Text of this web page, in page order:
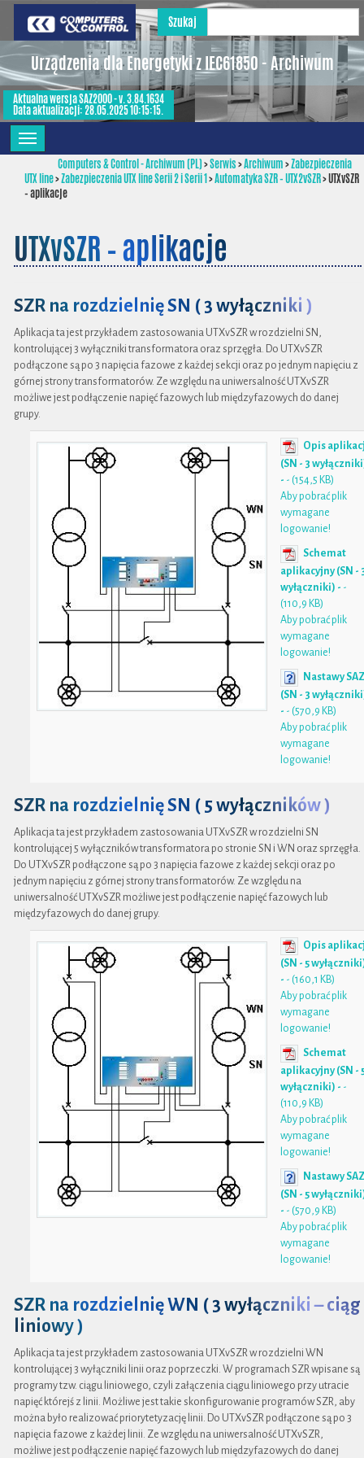
Szukaj
Urządzenia dla Energetyki z IEC61850 - Archiwum
Aktualna wersja SAZ2000 - v. 3.84.1634
Data aktualizacji: 28.05.2025 10:15:15.
Computers & Control - Archiwum (PL)>Serwis>Archiwum>Zabezpieczenia
UTX line>Zabezpieczenia UTX line Serii 2 i Serii 1>Automatyka SZR – UTX2vSZR>UTXvSZR
– aplikacje
UTXvSZR – aplikacje
SZR na rozdzielnię SN ( 3 wyłączniki )
Aplikacja ta jest przykładem zastosowania UTXvSZR w rozdzielni SN,
kontrolującej 3 wyłączniki transformatora oraz sprzęgła. Do UTXvSZR
podłączone są po 3 napięcia fazowe z każdej sekcji oraz po jednym napięciu z
górnej strony transformatorów. Ze względu na uniwersalność UTXvSZR
możliwe jest podłączenie napięć fazowych lub międzyfazowych do danej
grupy.
Opis
(SN - 3
- - (154,5 KB)
Aby pobrać plik
wymagane
logowanie!
Schemat
aplikacyjny (SN -
wyłączniki) - -
(110,9 KB)
Aby pobrać plik
wymagane
logowanie!
Nastawy SAZ
(SN - 3
- - (570,9 KB)
Aby pobrać plik
wymagane
logowanie!
SZR na rozdzielnię SN ( 5 wyłączników )
Aplikacja ta jest przykładem zastosowania UTXvSZR w rozdzielni SN
kontrolującej 5 wyłączników transformatora po stronie SN i WN oraz sprzęgła.
Do UTXvSZR podłączone są po 3 napięcia fazowe z każdej sekcji oraz po
jednym napięciu z górnej strony transformatorów. Ze względu na
uniwersalność UTXvSZR możliwe jest podłączenie napięć fazowych lub
międzyfazowych do danej grupy.
Opis
(SN - 5
- - (160,1 KB)
Aby pobrać plik
wymagane
logowanie!
Schemat
aplikacyjny (SN -
wyłączniki) - -
(110,9 KB)
Aby pobrać plik
wymagane
logowanie!
Nastawy SAZ
(SN - 5
- - (570,9 KB)
Aby pobrać plik
wymagane
logowanie!
SZR na rozdzielnię WN ( 3 wyłączniki – ciąg
liniowy )
Aplikacja ta jest przykładem zastosowania UTXvSZR w rozdzielni WN
kontrolującej 3 wyłączniki linii oraz poprzeczki. W programach SZR wpisane są
programy tzw. ciągu liniowego, czyli załączenia ciągu liniowego przy utracie
napięć którejś z linii. Możliwe jest takie skonfigurowanie programów SZR, aby
można było realizować priorytetyzację linii. Do UTXvSZR podłączone są po 3
napięcia fazowe z każdej linii. Ze względu na uniwersalność UTXvSZR,
możliwe jest podłączenie napięć fazowych lub międzyfazowych do danej